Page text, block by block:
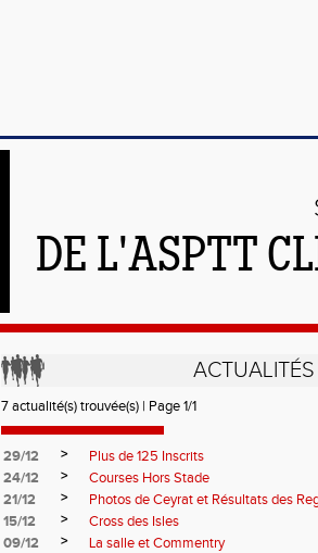
DE L'ASPTT
ACTUALITÉS
7 actualité(s) trouvée(s) | Page 1/1
29/12 >
Plus de 125 Inscrits
24/12
>
Courses Hors Stade
21/12
>
Photos de Ceyrat et Résultats des
15/12
>
Cross des Isles
09/12
>
La salle et Commentry